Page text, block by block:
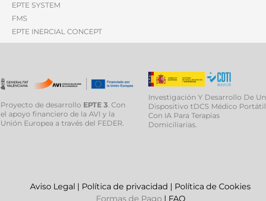
EPTE SYSTEM
FMS
EPTE INERCIAL CONCEPT
Proyecto de desarrollo EPTE 3. Con
el apoyo financiero de la AVI y la
Unión Europea a través del FEDER.
Investigación Y Desarrollo De Un
Dispositivo tDCS Médico Portátil
Con IA Para Terapias
Domiciliarias.
Aviso Legal | Política de privacidad | Política de Cookies
Formas de Pago| FAQ